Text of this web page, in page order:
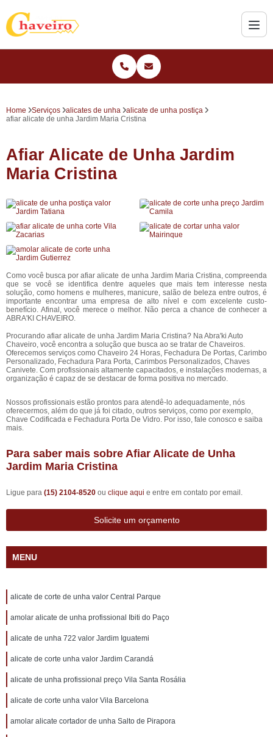
Home Serviços alicates de unha
alicate de unha postiça
afiar alicate de unha Jardim Maria Cristina
Afiar Alicate de Unha Jardim
Maria Cristina
Como você busca por afiar alicate de unha Jardim Maria Cristina, compreenda
que se você se identifica dentre aqueles que mais tem interesse nesta
solução, como homens e mulheres, manicure, salão de beleza entre outros, é
importante encontrar uma empresa de alto nível e com excelente custo-
benefício. Afinal, você merece o melhor. Não perca a chance de conhecer a
ABRA'KI CHAVEIRO.
Procurando afiar alicate de unha Jardim Maria Cristina? Na Abra'ki Auto
Chaveiro, você encontra a solução que busca ao se tratar de Chaveiros.
Oferecemos serviços como Chaveiro 24 Horas, Fechadura De Portas, Carimbo
Personalizado, Fechadura Para Porta, Carimbos Personalizados, Chaves
Canivete. Com profissionais altamente capacitados, e instalações modernas, a
organização é capaz de se destacar de forma positiva no mercado.
Nossos profissionais estão prontos para atendê-lo adequadamente, nós
oferecermos, além do que já foi citado, outros serviços, como por exemplo,
Chave Codificada e Fechadura Porta De Vidro. Por isso, fale conosco e saiba
mais.
Para saber mais sobre Afiar Alicate de Unha
Jardim Maria Cristina
Ligue para (15) 2104-8520 ou clique aqui e entre em contato por email.
Solicite um orçamento
MENU
alicate de corte de unha valor Central Parque
amolar alicate de unha profissional Ibiti do Paço
alicate de unha 722 valor Jardim Iguatemi
alicate de corte unha valor Jardim Carandá
alicate de unha profissional preço Vila Santa Rosália
alicate de corte unha valor Vila Barcelona
amolar alicate cortador de unha Salto de Pirapora